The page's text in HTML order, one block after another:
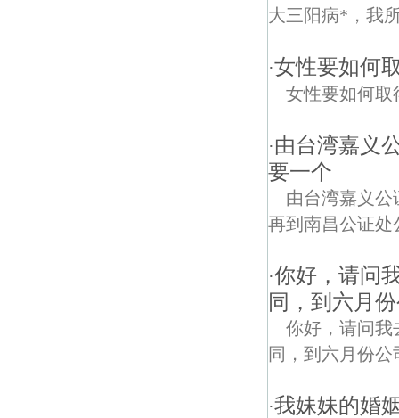
大三阳病*，我
·女性要如何
女性要如何取
·由台湾嘉义
要一个
由台湾嘉义
再到南昌公证处
·你好，请问
同，到六月
你好，请问我
同，到六月份
·我妹妹的婚